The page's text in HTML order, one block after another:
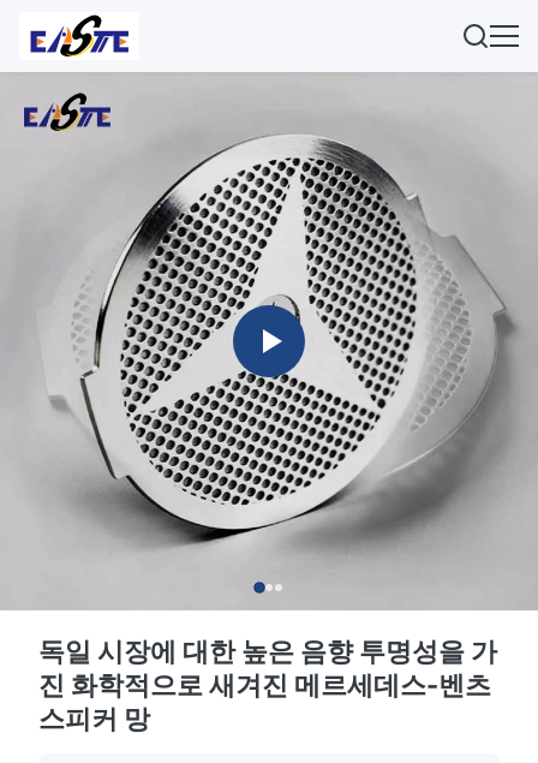
독일 시장에 대한 높은 음향 투명성을 가
진 화학적으로 새겨진 메르세데스-벤츠
스피커 망